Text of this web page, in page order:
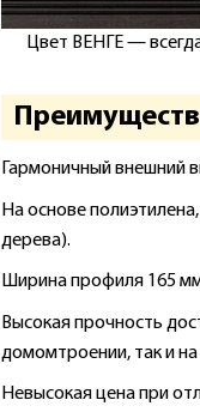
Цвет ВЕНГЕ —
Гармоничный внешний
На основе
дерева).
Ширина профиля 165
Высокая прочность
домомтроении, так и
Невысокая цена при